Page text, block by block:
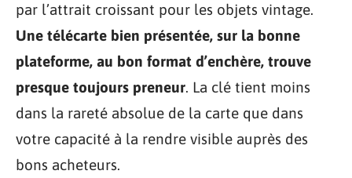
par l’attrait croissant pour les objets vintage.
Une télécarte bien présentée, sur la bonne
plateforme, au bon format d’enchère, trouve
presque toujours preneur. La clé tient moins
dans la rareté absolue de la carte que dans
votre capacité à la rendre visible auprès des
bons acheteurs.